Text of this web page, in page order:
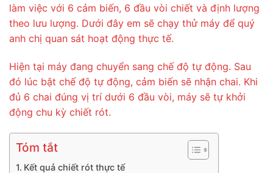
làm việc với 6 cảm biến, 6 đầu vòi chiết và định lượng
theo lưu lượng. Dưới đây em sẽ chạy thử máy để quý
anh chị quan sát hoạt động thực tế.
Hiện tại máy đang chuyển sang chế độ tự động. Sau
đó lúc bật chế độ tự động, cảm biến sẽ nhận chai. Khi
đủ 6 chai đúng vị trí dưới 6 đầu vòi, máy sẽ tự khởi
động chu kỳ chiết rót.
Tóm tắt
Kết quả chiết rót thực tế